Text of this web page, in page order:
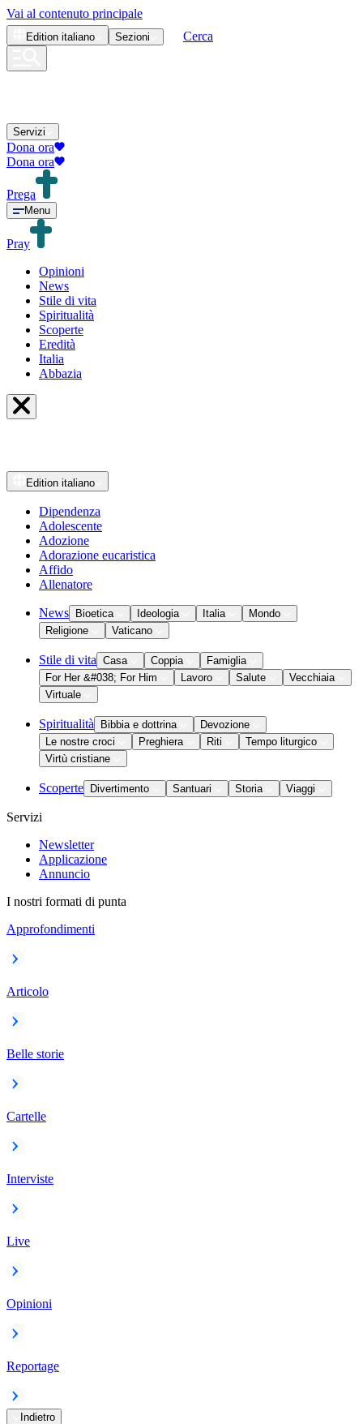
Vai al contenuto principale
Edition italiano Sezioni Cerca
Servizi
Dona ora
Dona ora
Prega
Menu
Pray
Opinioni
News
Stile di vita
Spiritualità
Scoperte
Eredità
Italia
Abbazia
Edition italiano
Dipendenza
Adolescente
Adozione
Adorazione eucaristica
Affido
Allenatore
News Bioetica Ideologia Italia
Mondo
Religione
Vaticano
Stile di vita Casa Coppia
Famiglia
For Her &#038; For Him
Lavoro Salute
Vecchiaia
Virtuale
Spiritualità Bibbia e dottrina
Devozione
Le nostre croci
Preghiera Riti
Tempo liturgico
Virtù cristiane
Scoperte Divertimento Santuari Storia Viaggi
Servizi
Newsletter
Applicazione
Annuncio
I nostri formati di punta
Approfondimenti
Articolo
Belle storie
Cartelle
Interviste
Live
Opinioni
Reportage
Indietro